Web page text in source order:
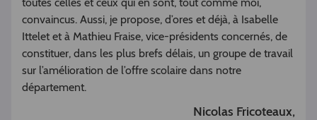
convaincus. Aussi, je propose, d’ores et déjà, à Isabelle
Ittelet et à Mathieu Fraise, vice-présidents concernés, de
constituer, dans les plus brefs délais, un groupe de travail
sur l’amélioration de l’offre scolaire dans notre
département.
Nicolas Fricoteaux,